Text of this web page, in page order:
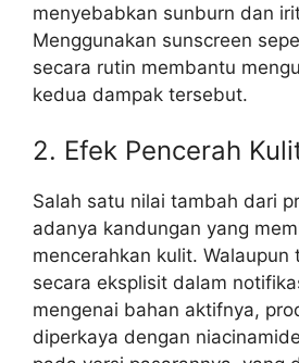
menyebabkan sunburn dan
Menggunakan sunscreen
secara rutin membantu
kedua dampak tersebut.
2. Efek Pencerah
Salah satu nilai tambah dari
adanya kandungan yang
mencerahkan kulit. Walaupun
secara eksplisit dalam
mengenai bahan aktifnya,
diperkaya dengan